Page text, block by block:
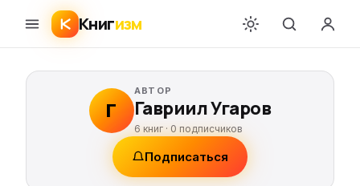
Книгизм
Г
АВТОР
Гавриил Угаров
6 книг · 0 подписчиков
Подписаться